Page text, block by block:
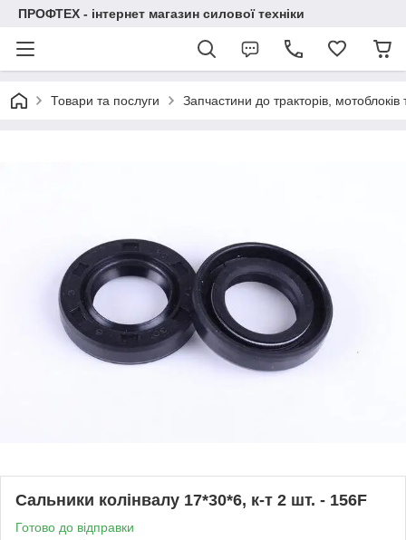
ПРОФТЕХ - інтернет магазин силової техніки
Товари та послуги Запчастини до тракторів,
Сальники колінвалу 17*30*6, к-т 2 шт. - 156F
Готово до відправки